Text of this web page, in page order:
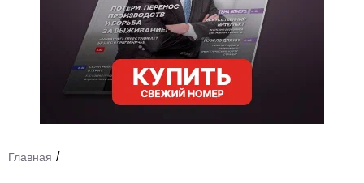
Регулирование
Премия "Тульский Бизнес"
История тульского предпринимательства
Главная /